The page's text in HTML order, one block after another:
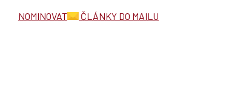
NOMINOVAT ČLÁNKY DO MAILU